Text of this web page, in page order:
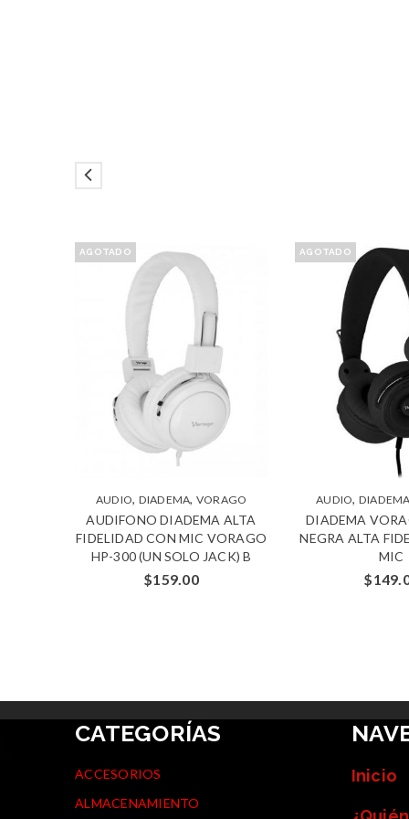
AGOTADO
AUDIO, DIADEMA, VORAGO
AUDIFONO DIADEMA ALTA
FIDELIDAD CON MIC VORAGO
HP-300 (UN SOLO JACK) B
$159.00
AGOTADO
AUDIO,
DIADEMA
NEGRA ALTA
MIC
$
CATEGORÍAS
ACCESORIOS
ALMACENAMIENTO
Inicio